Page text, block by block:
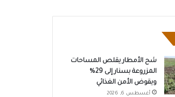
شح الأمطار يقلص المساحات
المزروعة بسنار إلى 29%
ويقوض الأمن الغذائي
أغسطس 6, 2026